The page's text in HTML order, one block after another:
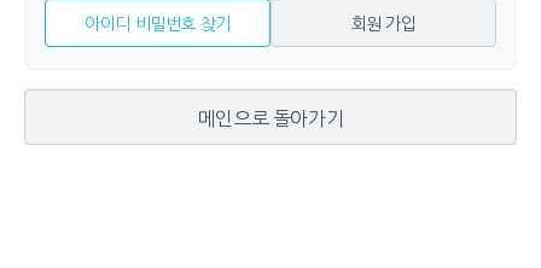
아이디 비밀번호 찾기 회원 가입
메인으로 돌아가기